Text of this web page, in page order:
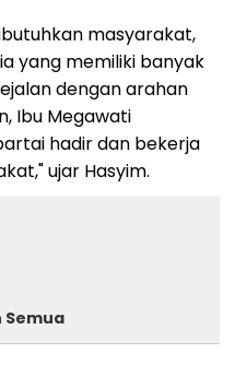
masyarakat,
yang memiliki banyak
dengan arahan
Ibu Megawati
hadir dan bekerja
ujar Hasyim.
Semua